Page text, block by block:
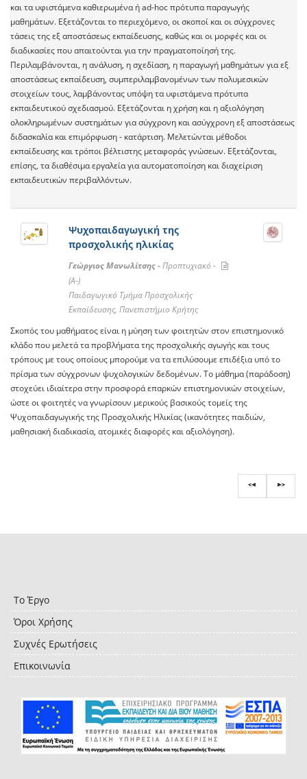
και τα υφιστάμενα καθιερωμένα ή ad-hoc πρότυπα παραγωγής
μαθημάτων. Εξετάζονται το περιεχόμενο, οι σκοποί και οι σύγχρονες
τάσεις της εξ αποστάσεως εκπαίδευσης, καθώς και οι μορφές και οι
διαδικασίες που απαιτούνται για την πραγματοποίησή της.
Περιλαμβάνονται, η ανάλυση, η σχεδίαση, η παραγωγή μαθημάτων για εξ
αποστάσεως εκπαίδευση, συμπεριλαμβανομένων των πολυμεσικών
στοιχείων τους, λαμβάνοντας υπόψη τα υφιστάμενα πρότυπα
εκπαιδευτικού σχεδιασμού. Εξετάζονται η χρήση και η αξιολόγηση
ολοκληρωμένων συστημάτων για σύγχρονη και ασύγχρονη εξ αποστάσεως
διδασκαλία και επιμόρφωση - κατάρτιση. Μελετώνται μέθοδοι
εκπαίδευσης και τρόποι βέλτιστης μεταφοράς γνώσεων. Εξετάζονται,
επίσης, τα διαθέσιμα εργαλεία για αυτοματοποίηση και διαχείριση
εκπαιδευτικών περιβαλλόντων.
Ψυχοπαιδαγωγική της
προσχολικής ηλικίας
Γεώργιος Μανωλίτσης -Προπτυχιακό -
(A-)
Παιδαγωγικό Τμήμα Προσχολικής
Εκπαίδευσης, Πανεπιστήμιο Κρήτης
Σκοπός του μαθήματος είναι η μύηση των φοιτητών στον επιστημονικό
κλάδο που μελετά τα προβλήματα της προσχολικής αγωγής και τους
τρόπους με τους οποίους μπορούμε να τα επιλύσουμε επιδέξια υπό το
πρίσμα των σύγχρονων ψυχολογικών δεδομένων. Το μάθημα (παράδοση)
στοχεύει ιδιαίτερα στην προσφορά επαρκών επιστημονικών στοιχείων,
ώστε οι φοιτητές να γνωρίσουν μερικούς βασικούς τομείς της
Ψυχοπαιδαγωγικής της Προσχολικής Ηλικίας (ικανότητες παιδιών,
μαθησιακή διαδικασία, ατομικές διαφορές και αξιολόγηση).
Το Έργο
Όροι Χρήσης
Συχνές Ερωτήσεις
Επικοινωνία